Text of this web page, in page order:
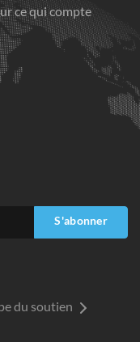
ce qui compte
S'abonner
du soutien